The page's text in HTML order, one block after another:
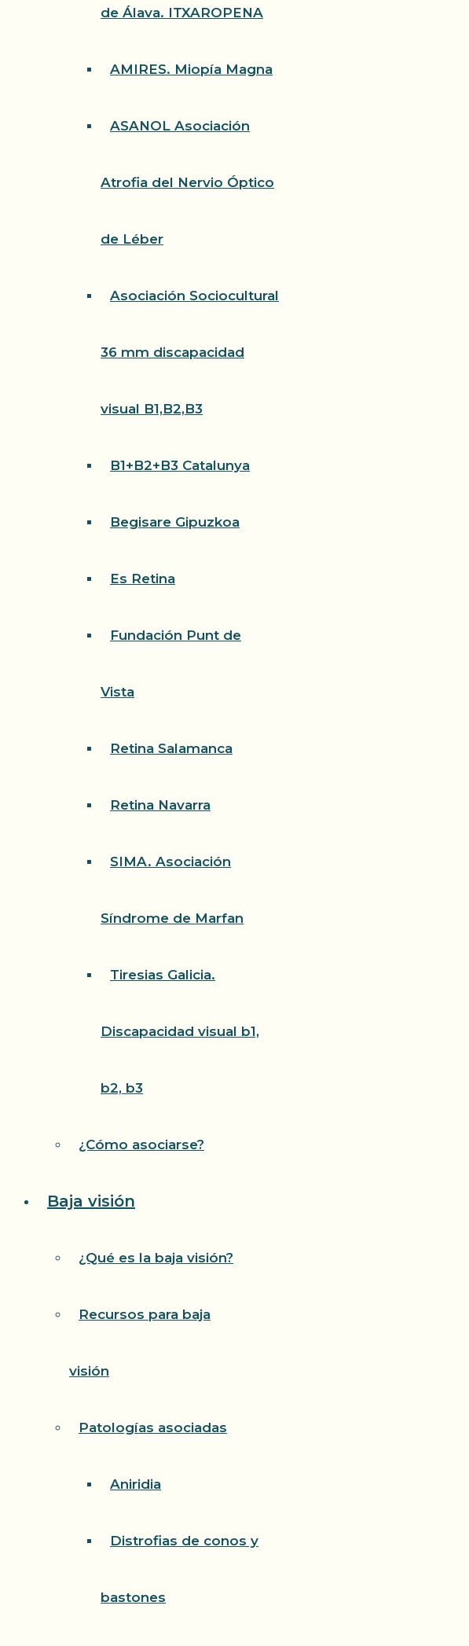
de Álava. ITXAROPENA
AMIRES. Miopía Magna
ASANOL Asociación
Atrofia del Nervio Óptico
de Léber
Asociación Sociocultural
36 mm discapacidad
visual B1,B2,B3
B1+B2+B3 Catalunya
Begisare Gipuzkoa
Es Retina
Fundación Punt de
Vista
Retina Salamanca
Retina Navarra
SIMA. Asociación
Síndrome de Marfan
Tiresias Galicia.
Discapacidad visual b1,
b2, b3
¿Cómo asociarse?
Baja visión
¿Qué es la baja visión?
Recursos para baja
visión
Patologías asociadas
Aniridia
Distrofias de conos y
bastones